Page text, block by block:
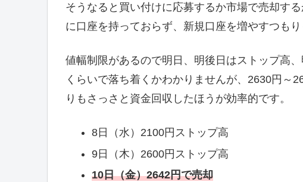
そうなると買い付けに応募するか市場で売却す
に口座を持っておらず、新規口座を増やすつも
値幅制限があるので明日、明後日はストップ高
くらいで落ち着くかわかりませんが、2630円～
りもさっさと資金回収したほうが効率的です。
8日（水）2100円ストップ高
9日（木）2600円ストップ高
10日（金）2642円で売却